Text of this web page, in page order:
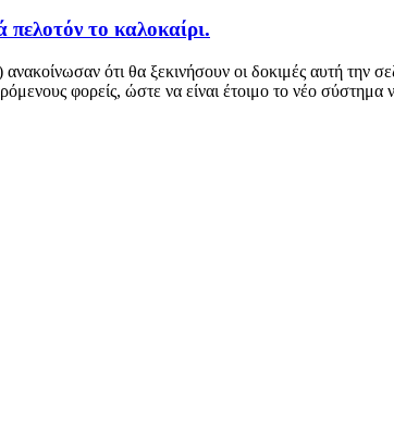
πελοτόν το καλοκαίρι.
ότι θα ξεκινήσουν οι δοκιμές αυτή την
φορείς, ώστε να είναι έτοιμο το νέο σύστημα